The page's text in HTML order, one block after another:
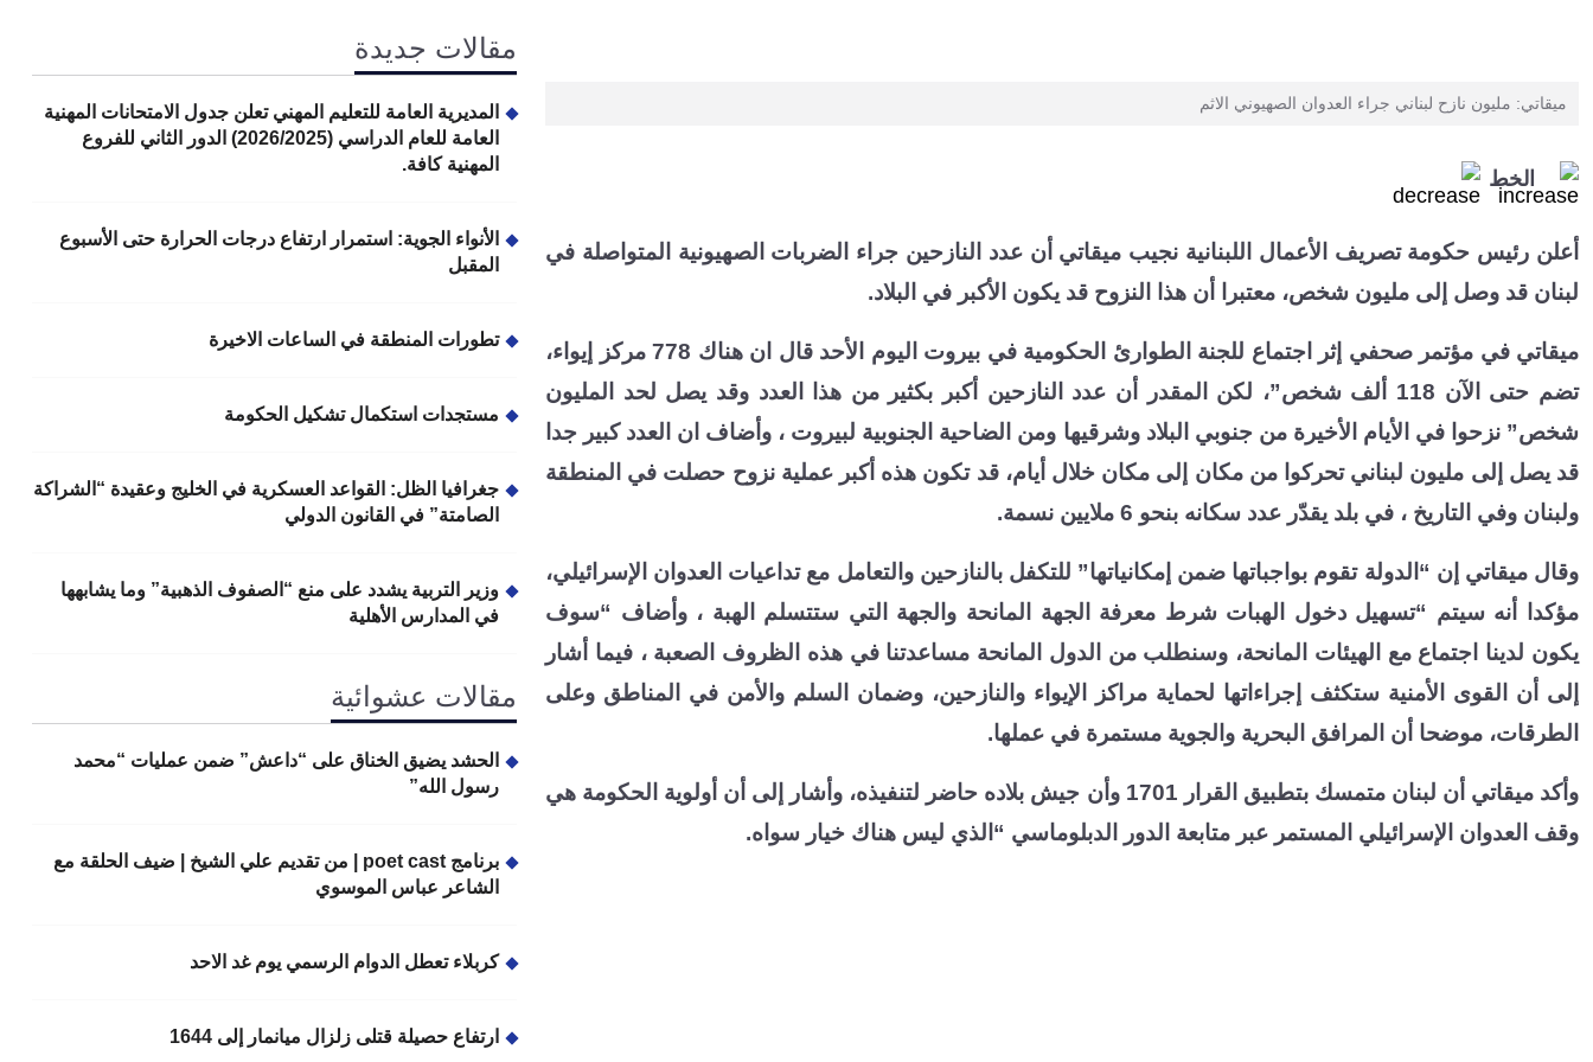
ميقاتي: مليون نازح لبناني جراء العدوان الصهيوني الاثم
الخط
أعلن رئيس حكومة تصريف الأعمال اللبنانية نجيب ميقاتي أن عدد النازحين جراء الضربات الصهيونية المتواصلة في
لبنان قد وصل إلى مليون شخص، معتبرا أن هذا النزوح قد يكون الأكبر في البلاد.
ميقاتي في مؤتمر صحفي إثر اجتماع للجنة الطوارئ الحكومية في بيروت اليوم الأحد قال ان هناك 778 مركز إيواء،
تضم حتى الآن 118 ألف شخص”، لكن المقدر أن عدد النازحين أكبر بكثير من هذا العدد وقد يصل لحد المليون
شخص” نزحوا في الأيام الأخيرة من جنوبي البلاد وشرقيها ومن الضاحية الجنوبية لبيروت ، وأضاف ان العدد كبير جدا
قد يصل إلى مليون لبناني تحركوا من مكان إلى مكان خلال أيام، قد تكون هذه أكبر عملية نزوح حصلت في المنطقة
ولبنان وفي التاريخ ، في بلد يقدّر عدد سكانه بنحو 6 ملايين نسمة
.
وقال ميقاتي إن “الدولة تقوم بواجباتها ضمن إمكانياتها” للتكفل بالنازحين والتعامل مع تداعيات العدوان الإسرائيلي،
مؤكدا أنه سيتم “تسهيل دخول الهبات شرط معرفة الجهة المانحة والجهة التي ستتسلم الهبة ، وأضاف “سوف
يكون لدينا اجتماع مع الهيئات المانحة، وسنطلب من الدول المانحة مساعدتنا في هذه الظروف الصعبة ، فيما أشار
إلى أن القوى الأمنية ستكثف إجراءاتها لحماية مراكز الإيواء والنازحين، وضمان السلم والأمن في المناطق وعلى
الطرقات، موضحا أن المرافق البحرية والجوية مستمرة في عملها.
وأكد ميقاتي أن لبنان متمسك بتطبيق القرار 1701 وأن جيش بلاده حاضر لتنفيذه، وأشار إلى أن أولوية الحكومة هي
وقف العدوان الإسرائيلي المستمر عبر متابعة الدور الدبلوماسي “الذي ليس هناك خيار سواه.
مقالات جديدة
المديرية العامة للتعليم المهني تعلن جدول الامتحانات المهنية
العامة للعام الدراسي (2026/2025) الدور الثاني للفروع
المهنية كافة.
الأنواء الجوية: استمرار ارتفاع درجات الحرارة حتى الأسبوع
المقبل
تطورات المنطقة في الساعات الاخيرة
مستجدات استكمال تشكيل الحكومة
جغرافيا الظل: القواعد العسكرية في الخليج وعقيدة “الشراكة
الصامتة” في القانون الدولي
وزير التربية يشدد على منع “الصفوف الذهبية” وما يشابهها
في المدارس الأهلية
مقالات عشوائية
الحشد يضيق الخناق على “داعش” ضمن عمليات “محمد
رسول الله”
برنامج poet cast | من تقديم علي الشيخ | ضيف الحلقة مع
الشاعر عباس الموسوي
كربلاء تعطل الدوام الرسمي يوم غد الاحد
ارتفاع حصيلة قتلى زلزال ميانمار إلى 1644